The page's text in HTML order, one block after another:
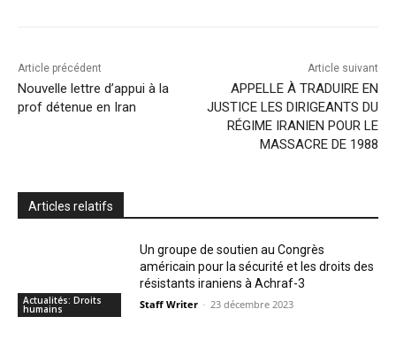
Article précédent
Nouvelle lettre d’appui à la
prof détenue en Iran
Article suivant
APPELLE À TRADUIRE EN
JUSTICE LES DIRIGEANTS DU
RÉGIME IRANIEN POUR LE
MASSACRE DE 1988
Articles relatifs
Actualités: Droits
humains
Un groupe de soutien au Congrès
américain pour la sécurité et les droits des
résistants iraniens à Achraf-3
Staff Writer - 23 décembre 2023